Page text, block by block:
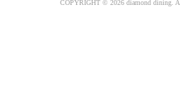
COPYRIGHT © 2026 diamond dining.